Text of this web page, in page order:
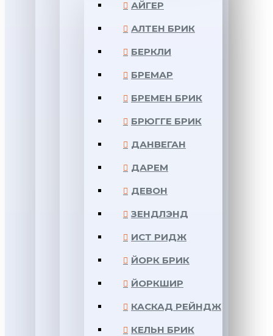
АЙГЕР
АЛТЕН БРИК
БЕРКЛИ
БРЕМАР
БРЕМЕН БРИК
БРЮГГЕ БРИК
ДАНВЕГАН
ДАРЕМ
ДЕВОН
ЗЕНДЛЭНД
ИСТ РИДЖ
ЙОРК БРИК
ЙОРКШИР
КАСКАД РЕЙНДЖ
КЕЛЬН БРИК